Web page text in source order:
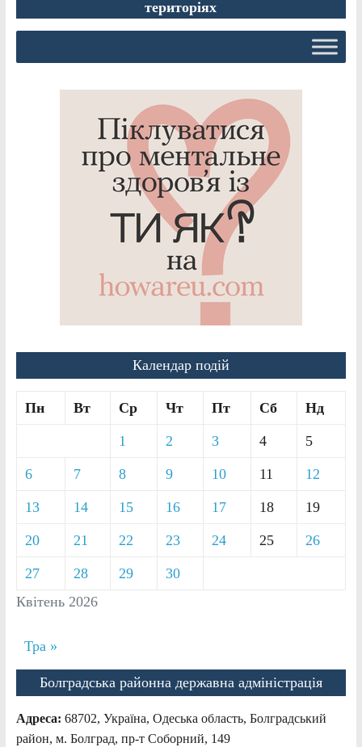
територіях
Календар подій
Квітень 2026
Пн Вт Ср Чт Пт Сб Нд
1 2 3 4 5
6 7 8 9 10 11 12
13 14 15 16 17 18 19
20 21 22 23 24 25 26
27 28 29 30
Тра »
Болградська районна державна адміністрація
Адреса: 68702, Україна, Одеська область, Болградський
район, м. Болград, пр-т Соборний, 149